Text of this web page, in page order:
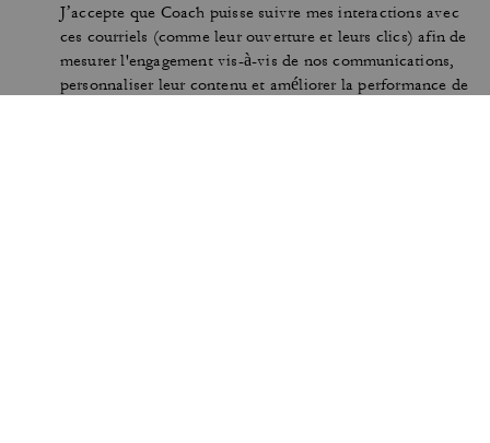
J’accepte que Coach puisse suivre mes interactions avec
ces courriels (comme leur ouverture et leurs clics) afin de
mesurer l'engagement vis-à-vis de nos communications,
personnaliser leur contenu et améliorer la performance de